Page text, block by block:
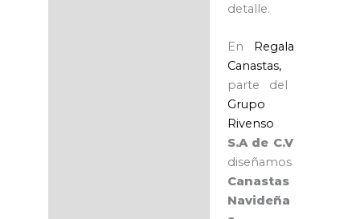
detalle.
En
Regala
Canastas,
parte del
Grupo
Rivenso
S.A de C.V
diseñamos
Canastas
Navideña